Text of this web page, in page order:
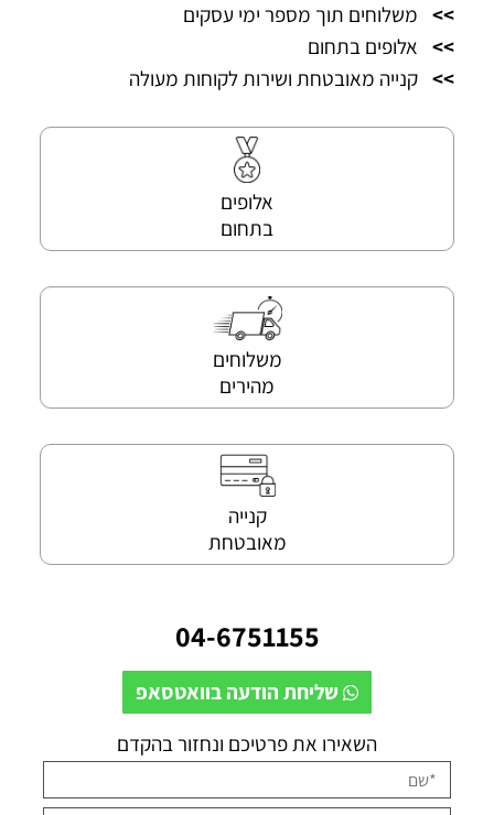
>> משלוחים תוך מספר ימי עסקים
>> אלופים בתחום
>> קנייה מאובטחת ושירות לקוחות מעולה
אלופים
בתחום
משלוחים
מהירים
קנייה
מאובטחת
04-6751155
שליחת הודעה בוואטסאפ
השאירו את פרטיכם ונחזור בהקדם